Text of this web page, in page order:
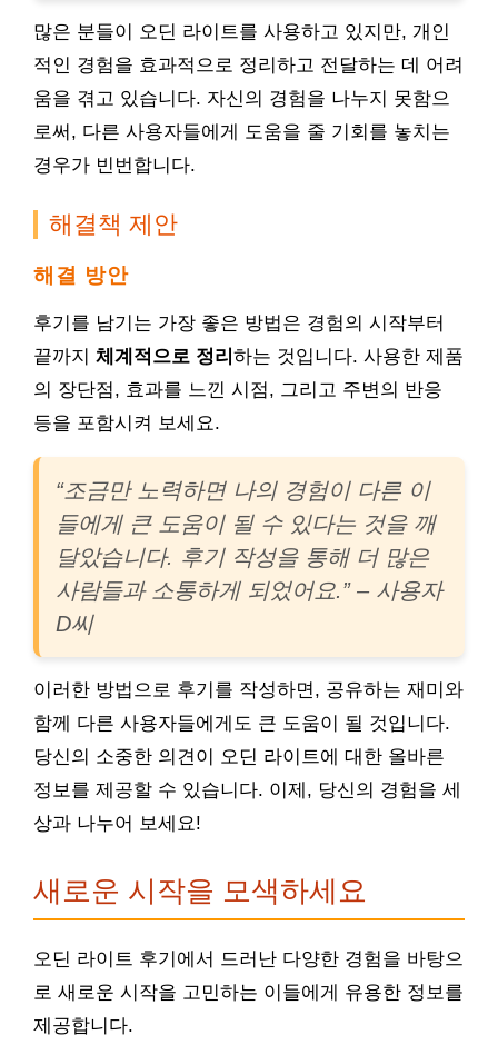
많은 분들이 오딘 라이트를 사용하고 있지만, 개인
적인 경험을 효과적으로 정리하고 전달하는 데 어려
움을 겪고 있습니다. 자신의 경험을 나누지 못함으
로써, 다른 사용자들에게 도움을 줄 기회를 놓치는
경우가 빈번합니다.
해결책 제안
해결 방안
후기를 남기는 가장 좋은 방법은 경험의 시작부터
끝까지 체계적으로 정리 하는 것입니다. 사용한 제품
의 장단점, 효과를 느낀 시점, 그리고 주변의 반응
등을 포함시켜 보세요.
“조금만 노력하면 나의 경험이 다른 이
들에게 큰 도움이 될 수 있다는 것을 깨
달았습니다. 후기 작성을 통해 더 많은
사람들과 소통하게 되었어요.” – 사용자
D씨
이러한 방법으로 후기를 작성하면, 공유하는 재미와
함께 다른 사용자들에게도 큰 도움이 될 것입니다.
당신의 소중한 의견이 오딘 라이트에 대한 올바른
정보를 제공할 수 있습니다. 이제, 당신의 경험을 세
상과 나누어 보세요!
새로운 시작을 모색하세요
오딘 라이트 후기에서 드러난 다양한 경험을 바탕으
로 새로운 시작을 고민하는 이들에게 유용한 정보를
제공합니다.